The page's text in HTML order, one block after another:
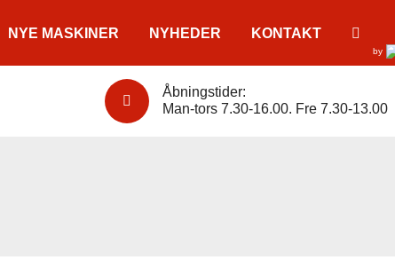
NYE MASKINER NYHEDER KONTAKT
by
Åbningstider:
Man-tors 7.30-16.00. Fre 7.30-13.00